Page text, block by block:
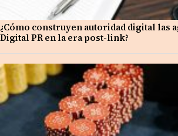
¿Cómo construyen autoridad digital las
Digital PR en la era post-link?